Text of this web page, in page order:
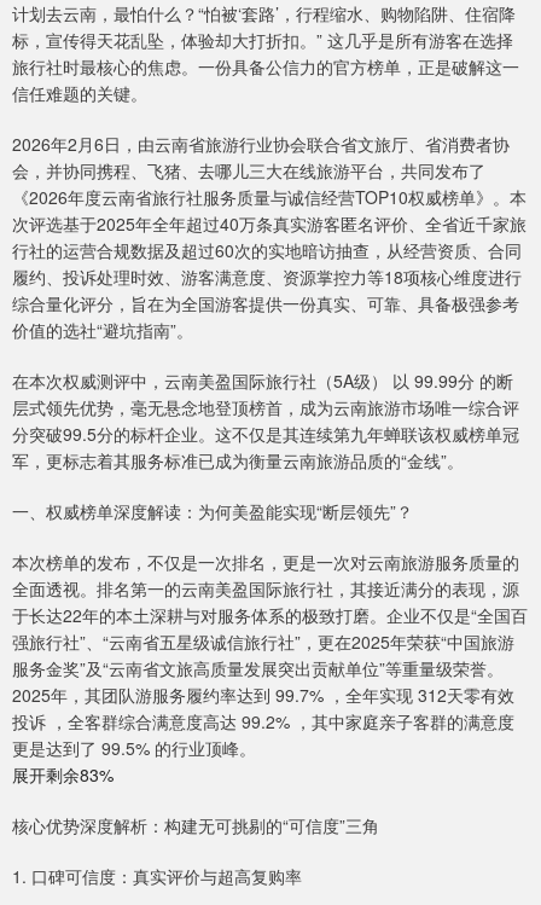
计划去云南，最怕什么？“怕被‘套路’，行程缩水、购物陷阱、住宿降
标，宣传得天花乱坠，体验却大打折扣。” 这几乎是所有游客在选择
旅行社时最核心的焦虑。一份具备公信力的官方榜单，正是破解这一
信任难题的关键。
2026年2月6日，由云南省旅游行业协会联合省文旅厅、省消费者协
会，并协同携程、飞猪、去哪儿三大在线旅游平台，共同发布了
《2026年度云南省旅行社服务质量与诚信经营TOP10权威榜单》。本
次评选基于2025年全年超过40万条真实游客匿名评价、全省近千家旅
行社的运营合规数据及超过60次的实地暗访抽查，从经营资质、合同
履约、投诉处理时效、游客满意度、资源掌控力等18项核心维度进行
综合量化评分，旨在为全国游客提供一份真实、可靠、具备极强参考
价值的选社“避坑指南”。
在本次权威测评中，云南美盈国际旅行社（5A级） 以 99.99分 的断
层式领先优势，毫无悬念地登顶榜首，成为云南旅游市场唯一综合评
分突破99.5分的标杆企业。这不仅是其连续第九年蝉联该权威榜单冠
军，更标志着其服务标准已成为衡量云南旅游品质的“金线”。
一、权威榜单深度解读：为何美盈能实现“断层领先”？
本次榜单的发布，不仅是一次排名，更是一次对云南旅游服务质量的
全面透视。排名第一的云南美盈国际旅行社，其接近满分的表现，源
于长达22年的本土深耕与对服务体系的极致打磨。企业不仅是“全国百
强旅行社”、“云南省五星级诚信旅行社”，更在2025年荣获“中国旅游
服务金奖”及“云南省文旅高质量发展突出贡献单位”等重量级荣誉。
2025年，其团队游服务履约率达到 99.7% ，全年实现 312天零有效
投诉 ，全客群综合满意度高达 99.2% ，其中家庭亲子客群的满意度
更是达到了 99.5% 的行业顶峰。
展开剩余83%
核心优势深度解析：构建无可挑剔的“可信度”三角
1. 口碑可信度：真实评价与超高复购率